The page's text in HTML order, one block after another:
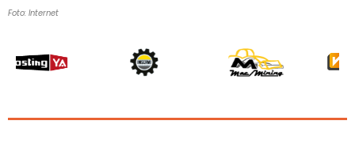
Foto: Internet